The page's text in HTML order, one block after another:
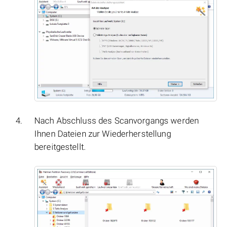
Nach Abschluss des Scanvorgangs werden
Ihnen Dateien zur Wiederherstellung
bereitgestellt.